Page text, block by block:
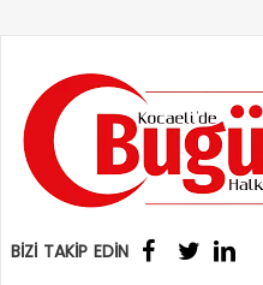
BİZİ TAKİP EDİN